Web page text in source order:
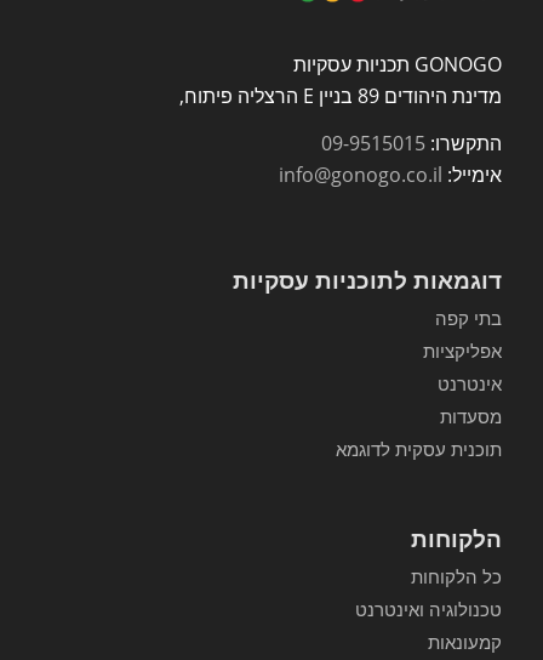
GONOGO תכניות עסקיות
מדינת היהודים 89 בניין E הרצליה פיתוח,
התקשרו: 09-9515015
אימייל: info@gonogo.co.il
דוגמאות לתוכניות עסקיות
בתי קפה
אפליקציות
אינטרנט
מסעדות
תוכנית עסקית לדוגמא
הלקוחות
כל הלקוחות
טכנולוגיה ואינטרנט
קמעונאות